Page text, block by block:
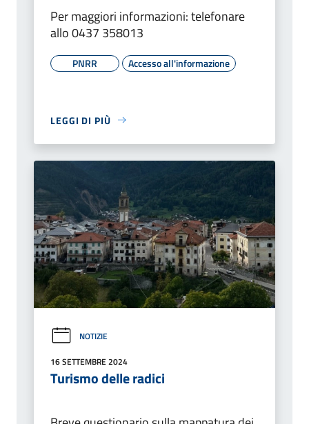
Per maggiori informazioni: telefonare
allo 0437 358013
PNRR Accesso all'informazione
LEGGI DI PIÙ
NOTIZIE
16 SETTEMBRE 2024
Turismo delle radici